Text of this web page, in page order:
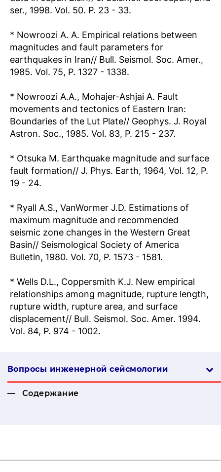
ser., 1998. Vol. 50. P. 23 - 33.
* Nowroozi A. A. Empirical relations between
magnitudes and fault parameters for
earthquakes in Iran// Bull. Seismol. Soc. Amer.,
1985. Vol. 75, P. 1327 - 1338.
* Nowroozi A.A., Mohajer-Ashjai A. Fault
movements and tectonics of Eastern Iran:
Boundaries of the Lut Plate// Geophys. J. Royal
Astron. Soc., 1985. Vol. 83, P. 215 - 237.
* Otsuka M. Earthquake magnitude and surface
fault formation// J. Phys. Earth, 1964, Vol. 12, P.
19 - 24.
* Ryall A.S., VanWormer J.D. Estimations of
maximum magnitude and recommended
seismic zone changes in the Western Great
Basin// Seismological Society of America
Bulletin, 1980. Vol. 70, P. 1573 - 1581.
* Wells D.L., Coppersmith K.J. New empirical
relationships among magnitude, rupture length,
rupture width, rupture area, and surface
displacement// Bull. Seismol. Soc. Amer. 1994.
Vol. 84, P. 974 - 1002.
Вопросы инженерной сей­смо­логии
Содержание